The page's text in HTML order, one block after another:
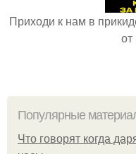
Приходи к нам в
от
Популярные
Что говорят когда